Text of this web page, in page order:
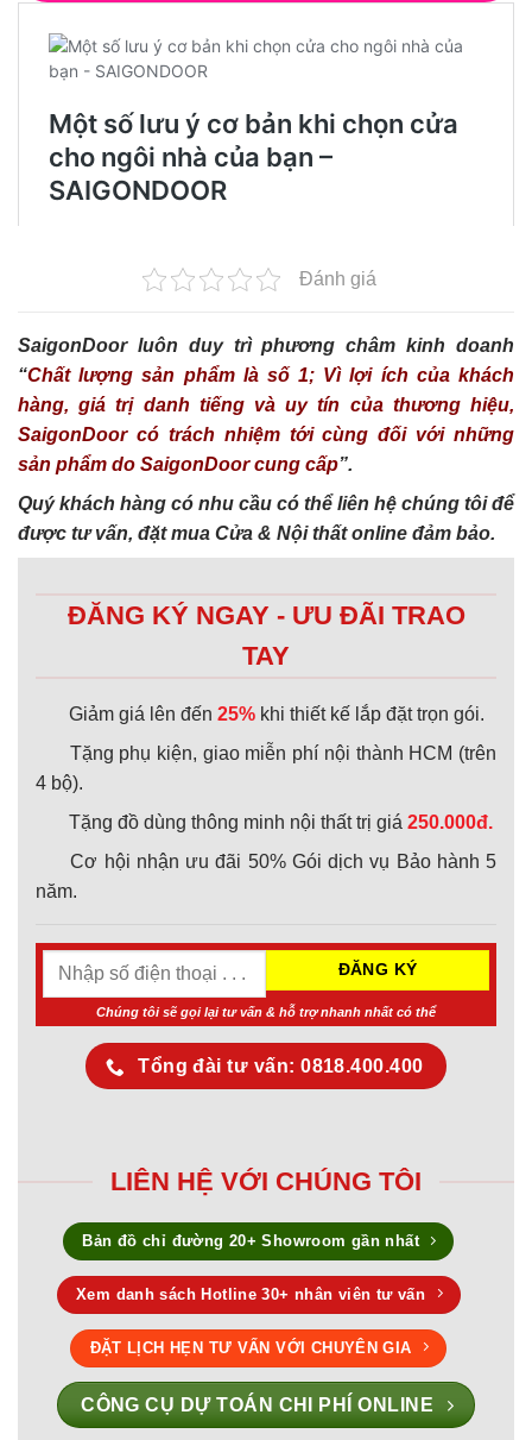
Đánh giá
SaigonDoor luôn duy trì phương châm kinh doanh
“Chất lượng sản phẩm là số 1; Vì lợi ích của khách
hàng, giá trị danh tiếng và uy tín của thương hiệu,
SaigonDoor có trách nhiệm tới cùng đối với những
sản phẩm do SaigonDoor cung cấp”.
Quý khách hàng có nhu cầu có thể liên hệ chúng tôi để
được tư vấn, đặt mua Cửa & Nội thất online đảm bảo.
ĐĂNG KÝ NGAY - ƯU ĐÃI TRAO
TAY
Giảm giá lên đến 25% khi thiết kế lắp đặt trọn gói.
Tặng phụ kiện, giao miễn phí nội thành HCM (trên
4 bộ).
Tặng đồ dùng thông minh nội thất trị giá 250.000đ.
Cơ hội nhận ưu đãi 50% Gói dịch vụ Bảo hành 5
năm.
Chúng tôi sẽ gọi lại tư vấn & hỗ trợ nhanh nhất có thể
Tổng đài tư vấn: 0818.400.400
LIÊN HỆ VỚI CHÚNG TÔI
Bản đồ chỉ đường 20+ Showroom gần nhất
Xem danh sách Hotline 30+ nhân viên tư vấn
ĐẶT LỊCH HẸN TƯ VẤN VỚI CHUYÊN GIA
CÔNG CỤ DỰ TOÁN CHI PHÍ ONLINE